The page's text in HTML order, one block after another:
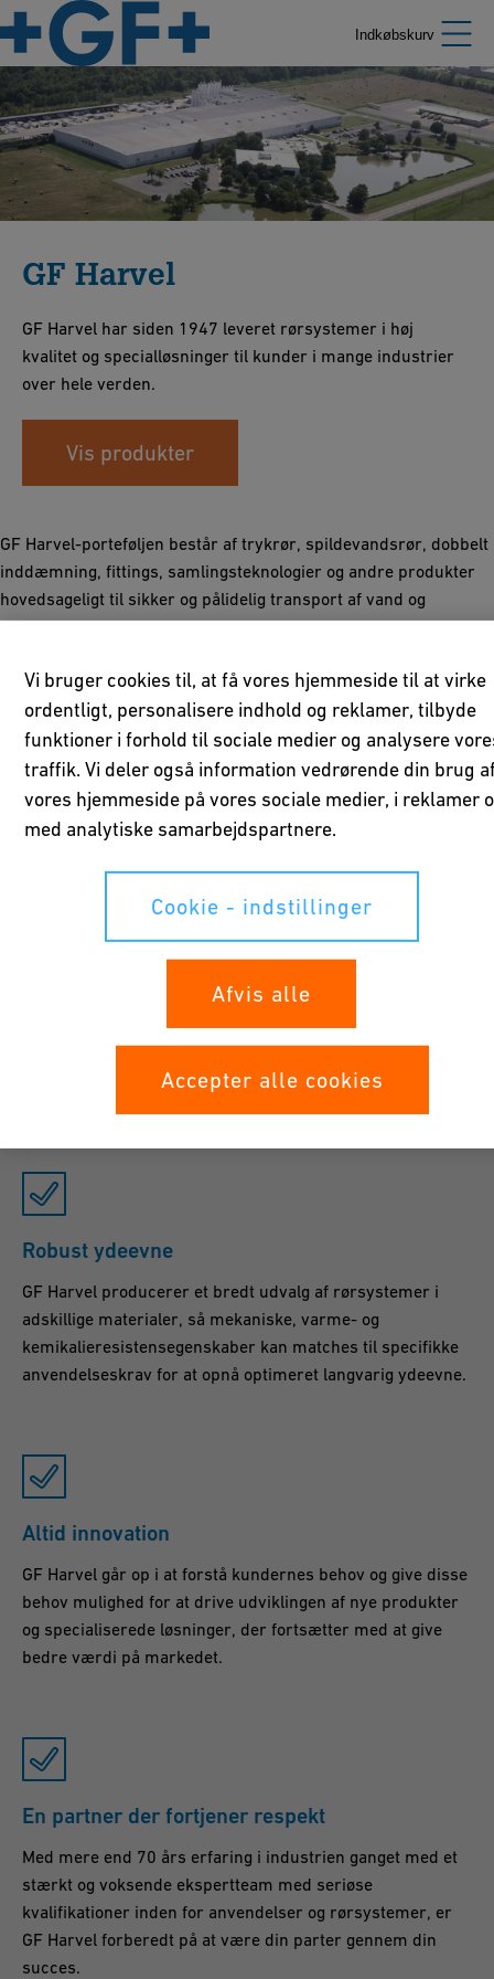
Indkøbskurv
GF Harvel
GF Harvel har siden 1947 leveret rørsystemer i høj
kvalitet og specialløsninger til kunder i mange industrier
over hele verden.
Vis produkter
GF Harvel-porteføljen består af trykrør, spildevandsrør, dobbelt
inddæmning, fittings, samlingsteknologier og andre produkter
hovedsageligt til sikker og pålidelig transport af vand og
korroderende medier. Byggematerialer omfatter PVC, CPVC, PP
og godkender til bred anvendelse på tværs af alle industrielle,
kommercielle, kommunale, institutionelle og maritime
markeder.
Kvalitet der er til at stole på
Robust ydeevne
GF Harvel producerer et bredt udvalg af rørsystemer i
adskillige materialer, så mekaniske, varme- og
kemikalieresistensegenskaber kan matches til specifikke
anvendelseskrav for at opnå optimeret langvarig ydeevne.
Altid innovation
GF Harvel går op i at forstå kundernes behov og give disse
behov mulighed for at drive udviklingen af nye produkter
og specialiserede løsninger, der fortsætter med at give
bedre værdi på markedet.
En partner der fortjener respekt
Med mere end 70 års erfaring i industrien ganget med et
stærkt og voksende ekspertteam med seriøse
kvalifikationer inden for anvendelser og rørsystemer, er
GF Harvel forberedt på at være din parter gennem din
succes.
Vi bruger cookies til, at få vores hjemmeside til at virke
ordentligt, personalisere indhold og reklamer, tilbyde
funktioner i forhold til sociale medier og analysere
traffik. Vi deler også information vedrørende din brug
vores hjemmeside på vores sociale medier, i reklamer
med analytiske samarbejdspartnere.
Cookie - indstillinger
Afvis alle
Accepter alle cookies